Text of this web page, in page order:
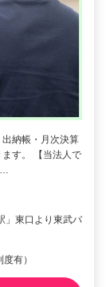
納帳・月次決算
す。 【当法人で
…
」東口より東武バ
有）